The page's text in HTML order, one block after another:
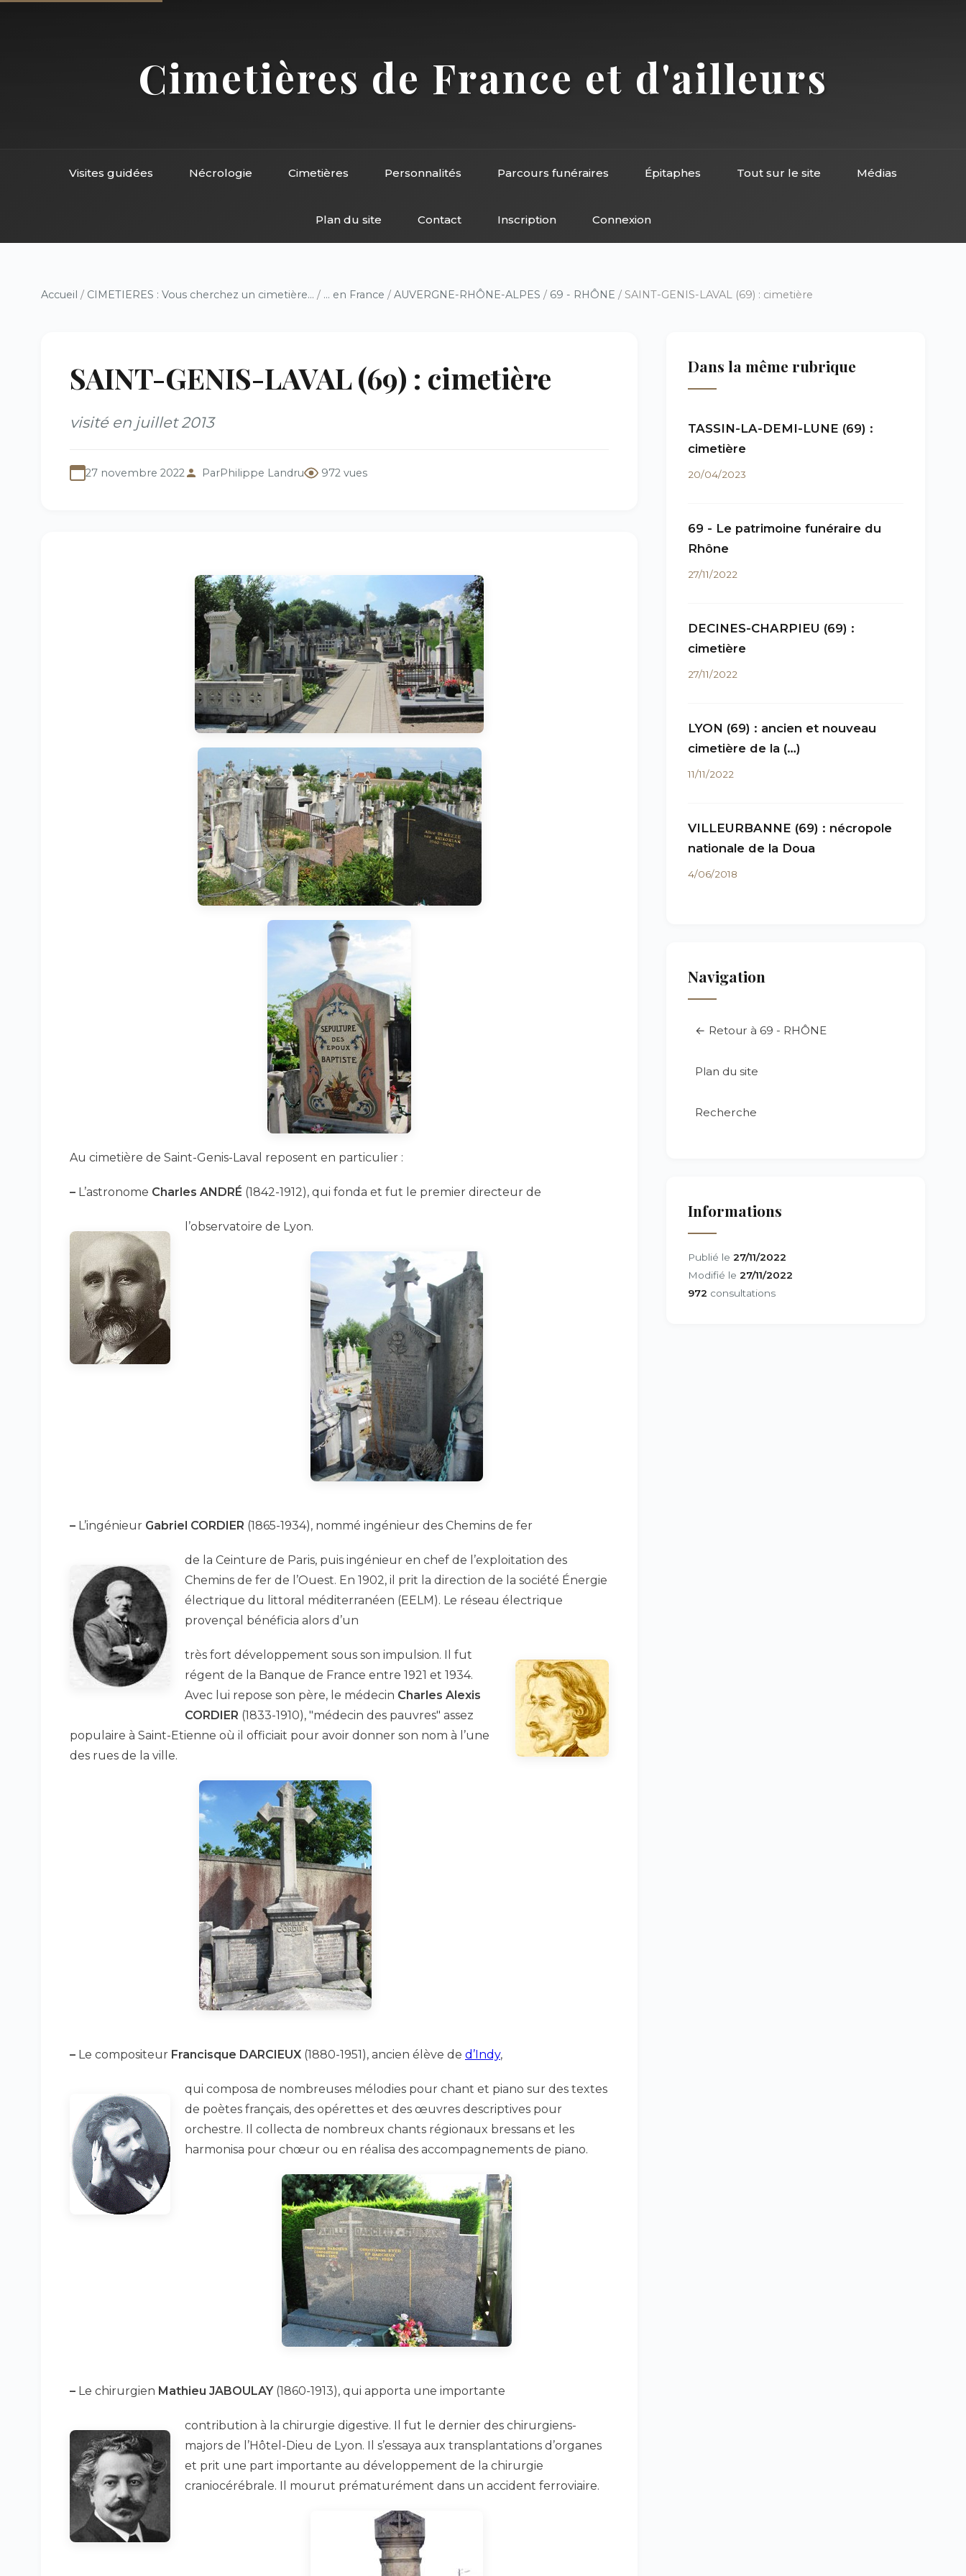
Cimetières de France et d'ailleurs
Visites guidées Nécrologie Cimetières Personnalités Parcours funéraires Épitaphes Tout sur le site Médias
Plan du site Contact Inscription Connexion
Accueil / CIMETIERES : Vous cherchez un cimetière... / ... en France / AUVERGNE-RHÔNE-ALPES / 69 - RHÔNE / SAINT-GENIS-LAVAL (69) : cimetière
SAINT-GENIS-LAVAL (69) : cimetière
visité en juillet 2013
27 novembre 2022 ParPhilippe Landru 972 vues
Au cimetière de Saint-Genis-Laval reposent en particulier :
– L’astronome Charles ANDRÉ (1842-1912), qui fonda et fut le premier directeur de
l’observatoire de Lyon.
– L’ingénieur Gabriel CORDIER (1865-1934), nommé ingénieur des Chemins de fer
de la Ceinture de Paris, puis ingénieur en chef de l’exploitation des
Chemins de fer de l’Ouest. En 1902, il prit la direction de la société Énergie
électrique du littoral méditerranéen (EELM). Le réseau électrique
provençal bénéficia alors d’un
très fort développement sous son impulsion. Il fut
régent de la Banque de France entre 1921 et 1934.
Avec lui repose son père, le médecin Charles Alexis
CORDIER (1833-1910), "médecin des pauvres" assez
populaire à Saint-Etienne où il officiait pour avoir donner son nom à l’une
des rues de la ville.
– Le compositeur Francisque DARCIEUX (1880-1951), ancien élève de d’Indy,
qui composa de nombreuses mélodies pour chant et piano sur des textes
de poètes français, des opérettes et des œuvres descriptives pour
orchestre. Il collecta de nombreux chants régionaux bressans et les
harmonisa pour chœur ou en réalisa des accompagnements de piano.
– Le chirurgien Mathieu JABOULAY(1860-1913), qui apporta une importante
contribution à la chirurgie digestive. Il fut le dernier des chirurgiens-
majors de l’Hôtel-Dieu de Lyon. Il s’essaya aux transplantations d’organes
et prit une part importante au développement de la chirurgie
craniocérébrale. Il mourut prématurément dans un accident ferroviaire.
Dans la même rubrique
TASSIN-LA-DEMI-LUNE (69) :
cimetière
20/04/2023
69 - Le patrimoine funéraire du
Rhône
27/11/2022
DECINES-CHARPIEU (69) :
cimetière
27/11/2022
LYON (69) : ancien et nouveau
cimetière de la (…)
11/11/2022
VILLEURBANNE (69) : nécropole
nationale de la Doua
4/06/2018
Navigation
← Retour à 69 - RHÔNE
Plan du site
Recherche
Informations
Publié le 27/11/2022
Modifié le 27/11/2022
972 consultations